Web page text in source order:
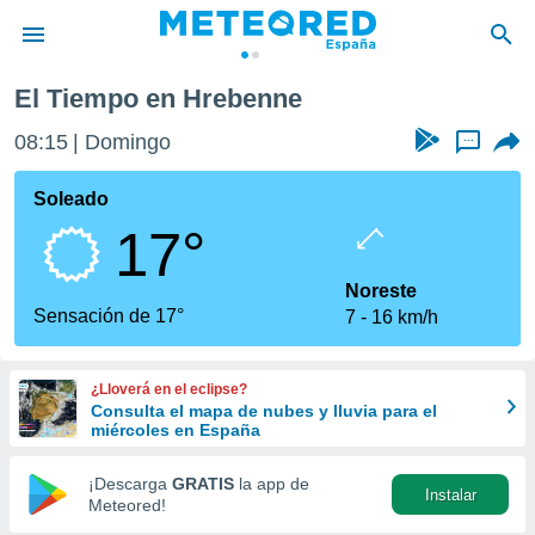
de
por
que se
calidad.
a este
las
y
forma
digital
basada
El Tiempo en Hrebenne
08:15 Domingo ...
Soleado
17°
Sensación de 17°
Noreste
7
16 km/h
¿Lloverá en el eclipse?
Consulta el mapa de nubes y lluvia para el
miércoles en España
¡Descarga GRATIS la app de
Meteored!
Instalar